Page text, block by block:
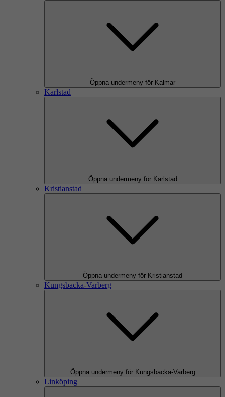
Öppna undermeny för Kalmar
Karlstad
Öppna undermeny för Karlstad
Kristianstad
Öppna undermeny för Kristianstad
Kungsbacka-Varberg
Öppna undermeny för Kungsbacka-Varberg
Linköping